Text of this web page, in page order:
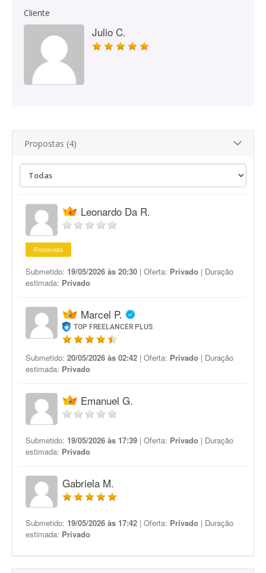
Cliente
Julio C.
Propostas (4)
Leonardo Da R.
Promovida
Submetido: 19/05/2026 às 20:30 | Oferta: Privado | Duração
estimada: Privado
Marcel P.
TOP FREELANCER PLUS
Submetido: 20/05/2026 às 02:42 | Oferta: Privado | Duração
estimada: Privado
Emanuel G.
Submetido: 19/05/2026 às 17:39 | Oferta: Privado | Duração
estimada: Privado
Gabriela M.
Submetido: 19/05/2026 às 17:42 | Oferta: Privado | Duração
estimada: Privado